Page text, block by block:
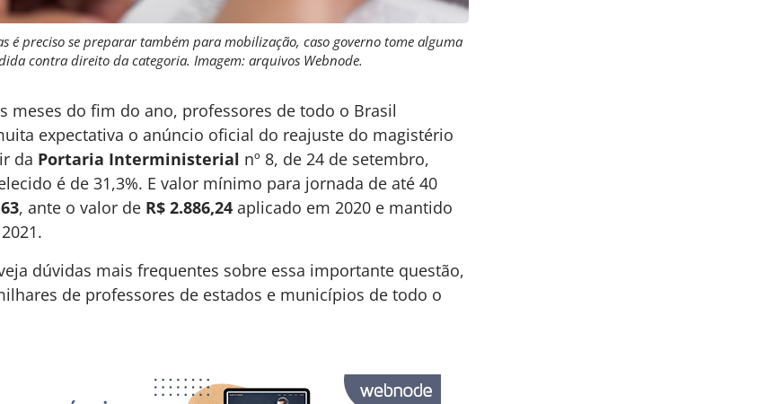
é preciso se preparar também para mobilização, caso governo tome alguma
contra direito da categoria. Imagem: arquivos Webnode.
meses do fim do ano, professores de todo o Brasil
expectativa o anúncio oficial do reajuste do magistério
da Portaria Interministerial nº 8, de 24 de setembro,
é de 31,3%. E valor mínimo para jornada de até 40
, ante o valor de R$ 2.886,24 aplicado em 2020 e mantido
dúvidas mais frequentes sobre essa importante questão,
de professores de estados e municípios de todo o